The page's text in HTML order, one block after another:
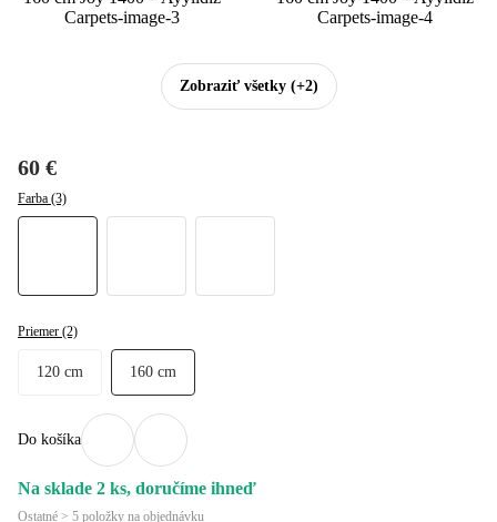
Zobraziť všetky(+2)
60 €
Farba (3)
Priemer (2)
120 cm 160 cm
Do košíka
Na sklade 2 ks, doručíme ihneď
Ostatné > 5 položky na objednávku